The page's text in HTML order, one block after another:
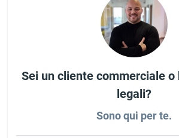
Sei un cliente commerciale o
legali?
Sono qui per te.